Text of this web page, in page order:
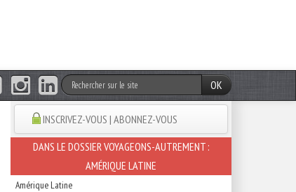
OK
INSCRIVEZ-VOUS | ABONNEZ-VOUS
DANS LE DOSSIER VOYAGEONS-AUTREMENT :
AMÉRIQUE LATINE
Amérique Latine